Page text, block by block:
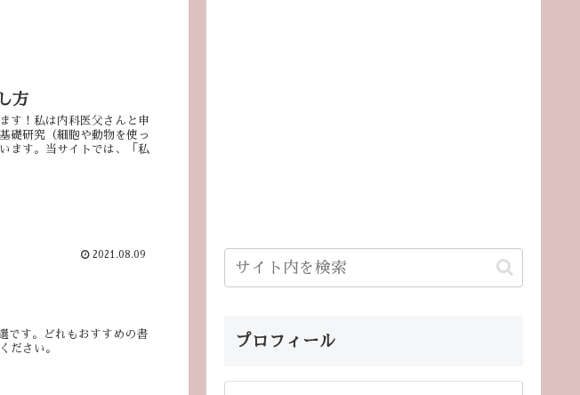
方
す！私は内科医父さんと申
礎研究（細胞や動物を使っ
ます。当サイトでは、「私
2021.08.09
です。どれもおすすめの書
ださい。
プロフィール